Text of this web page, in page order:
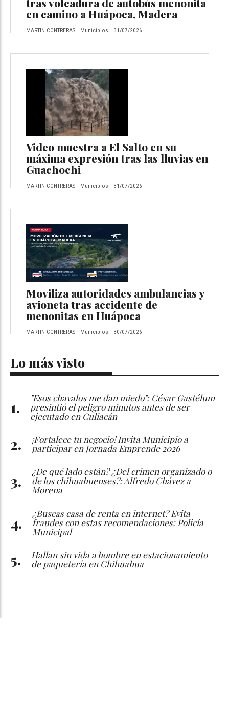
en camino a Huápoca, Madera
MARTIN CONTRERAS Municipios 31/07/2026
Video muestra a El Salto en su
máxima expresión tras las lluvias en
Guachochi
MARTIN CONTRERAS Municipios 31/07/2026
Moviliza autoridades ambulancias y
avioneta tras accidente de
menonitas en Huápoca
MARTIN CONTRERAS Municipios 30/07/2026
Lo más visto
"Esos chavalos me dan miedo": César Gastélum
presintió el peligro minutos antes de ser
ejecutado en Culiacán
¡Fortalece tu negocio! Invita Municipio a
participar en Jornada Emprende 2026
¿De qué lado están? ¿Del crimen organizado o
de los chihuahuenses?: Alfredo Chávez a
Morena
¿Buscas casa de renta en internet? Evita
fraudes con estas recomendaciones: Policía
Municipal
Hallan sin vida a hombre en estacionamiento
de paquetería en Chihuahua